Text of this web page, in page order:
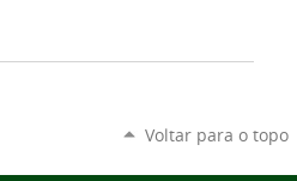
Voltar para o topo